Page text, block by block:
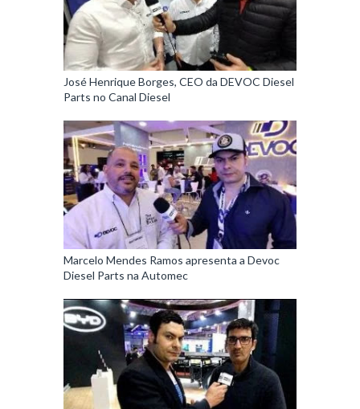
José Henrique Borges, CEO da DEVOC Diesel
Parts no Canal Diesel
Marcelo Mendes Ramos apresenta a Devoc
Diesel Parts na Automec